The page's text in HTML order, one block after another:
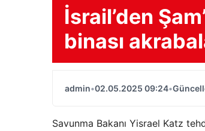
İsrail’den
binası
admin•02.05.2025 09:24•
Savunma Bakanı Yisrael Katz